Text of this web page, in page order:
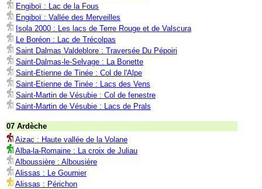
Engiboï : Lac de la Fous
Engiboï : Vallée des Merveilles
Isola 2000 : Les lacs de Terre Rouge et de Valscura
Le Boréon : Lac de Trécolpas
Saint Dalmas Valdeblore : Traversée Du Pépoiri
Saint-Dalmas-le-Selvage : La Bonette
Saint-Etienne de Tinée : Col de l'Alpe
Saint-Etienne de Tinée : Lacs des Vens
Saint-Martin de Vésubie : Col de fenestre
Saint-Martin de Vésubie : Lacs de Prals
07 Ardèche
Aizac : Haute vallée de la Volane
Alba-la-Romaine : La croix de Juliau
Alboussière : Albousière
Alissas : Le Gournier
Alissas : Périchon